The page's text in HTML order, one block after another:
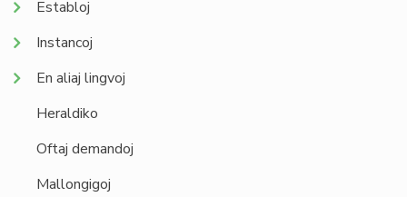
Establoj
Instancoj
En aliaj lingvoj
Heraldiko
Oftaj demandoj
Mallongigoj